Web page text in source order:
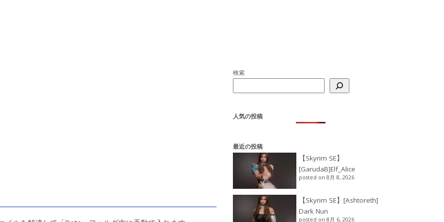
検索
人気の投稿
最近の投稿
【Skyrim SE】
[GarudaB]Elf_Alice
posted on 8月 8, 2026
【Skyrim SE】[Ashtoreth]
Dark Nun
posted on 8月 6, 2026